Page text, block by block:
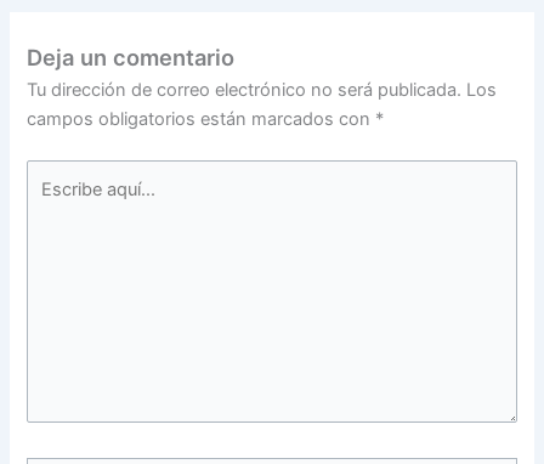
Deja un comentario
Tu dirección de correo electrónico no será publicada. Los
campos obligatorios están marcados con *
aquí...